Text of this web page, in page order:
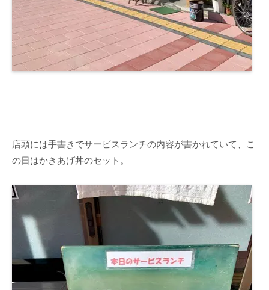
店頭には手書きでサービスランチの内容が書かれていて、こ
の日はかきあげ丼のセット。